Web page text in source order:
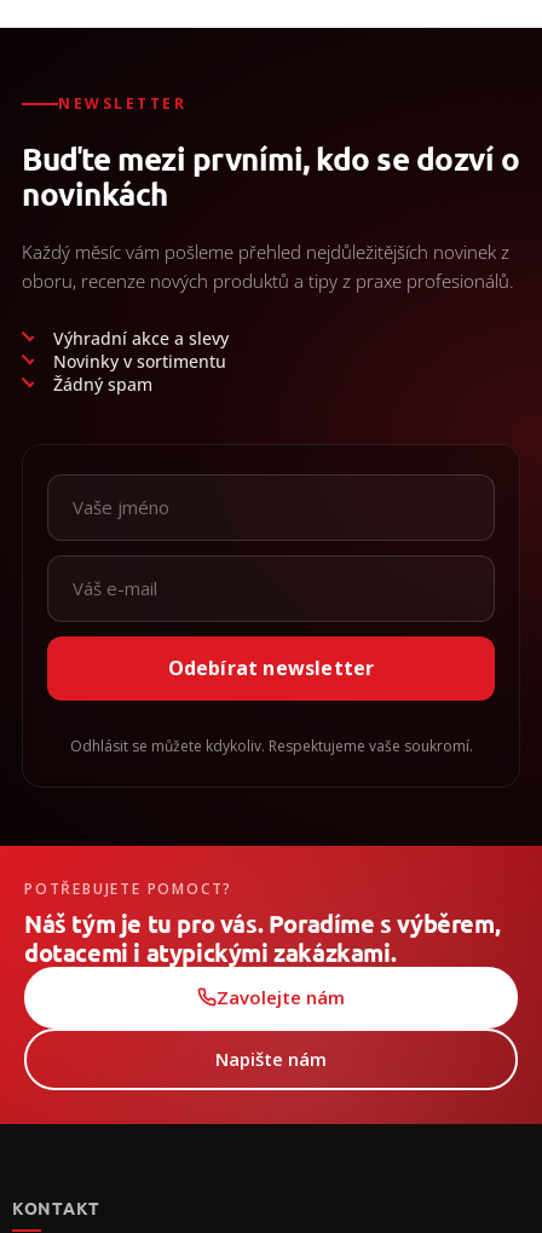
NEWSLETTER
Buďte mezi prvními, kdo se dozví o
novinkách
Každý měsíc vám pošleme přehled nejdůležitějších novinek z
oboru, recenze nových produktů a tipy z praxe profesionálů.
Výhradní akce a slevy
Novinky v sortimentu
Žádný spam
Odebírat newsletter
Odhlásit se můžete kdykoliv. Respektujeme vaše soukromí.
POTŘEBUJETE POMOCT?
Náš tým je tu pro vás. Poradíme s výběrem,
dotacemi i atypickými zakázkami.
Zavolejte nám
Napište nám
KONTAKT